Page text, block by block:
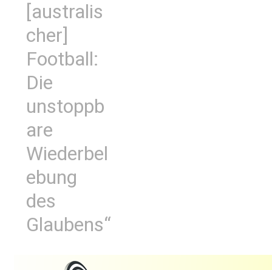
[australis
cher]
Football:
Die
unstoppb
are
Wiederbel
ebung
des
Glaubens“